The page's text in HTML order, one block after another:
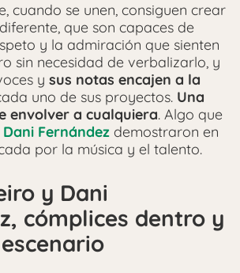
cuando se unen, consiguen crear
que son capaces de
y la admiración que sienten
sin necesidad de verbalizarlo, y
y sus notas encajen a la
uno de sus proyectos. Una
envolver a cualquiera. Algo que
Dani Fernández demostraron en
por la música y el talento.
y Dani
cómplices dentro y